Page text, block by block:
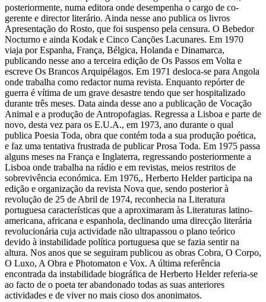
posteriormente, numa editora onde desempenha o cargo de co-
gerente e director literário. Ainda nesse ano publica os livros
Apresentação do Rosto, que foi suspenso pela censura. O Bebedor
Nocturno e ainda Kodak e Cinco Canções Lacunares. Em 1970
viaja por Espanha, França, Bélgica, Holanda e Dinamarca,
publicando nesse ano a terceira edição de Os Passos em Volta e
escreve Os Brancos Arquipélagos. Em 1971 desloca-se para Angola
onde trabalha como redactor numa revista. Enquanto repórter de
guerra é vítima de um grave desastre tendo que ser hospitalizado
durante três meses. Data ainda desse ano a publicação de Vocação
Animal e a produção de Antropofagias. Regressa a Lisboa e parte de
novo, desta vez para os E.U.A., em 1973, ano durante o qual
publica Poesia Toda, obra que contém toda a sua produção poética,
e faz uma tentativa frustrada de publicar Prosa Toda. Em 1975 passa
alguns meses na França e Inglaterra, regressando posteriormente a
Lisboa onde trabalha na rádio e em revistas, meios restritos de
sobrevivência económica. Em 1976,, Herberto Helder participa na
edição e organização da revista Nova que, sendo posterior à
revolução de 25 de Abril de 1974, reconhecia na Literatura
portuguesa características que a aproximaram às Literaturas latino-
americana, africana e espanhola, declinando uma direcção literária
revolucionária cuja actividade não ultrapassou o plano teórico
devido à instabilidade política portuguesa que se fazia sentir na
altura. Nos anos que se seguiram publicou as obras Cobra, O Corpo,
O Luxo, A Obra e Photomaton e Vox. A última referência
encontrada da instabilidade biográfica de Herberto Helder referia-se
ao facto de o poeta ter abandonado todas as suas anteriores
actividades e de viver no mais cioso dos anonimatos.